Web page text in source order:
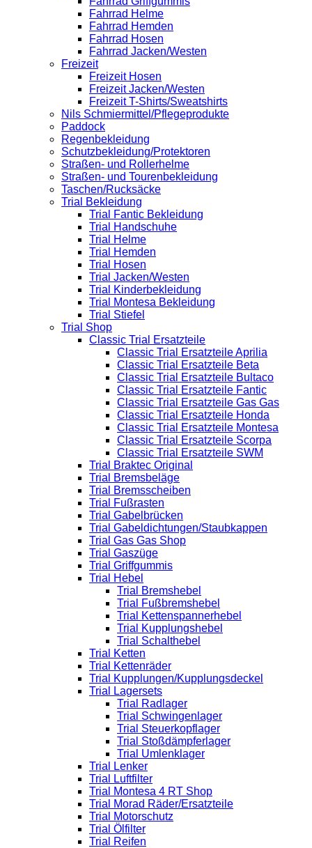
Fahrrad Helme
Fahrrad Hemden
Fahrrad Hosen
Fahrrad Jacken/Westen
Freizeit
Freizeit Hosen
Freizeit Jacken/Westen
Freizeit T-Shirts/Sweatshirts
Nils Schmiermittel/Pflegeprodukte
Paddock
Regenbekleidung
Schutzbekleidung/Protektoren
Straßen- und Rollerhelme
Straßen- und Tourenbekleidung
Taschen/Rucksäcke
Trial Bekleidung
Trial Fantic Bekleidung
Trial Handschuhe
Trial Helme
Trial Hemden
Trial Hosen
Trial Jacken/Westen
Trial Kinderbekleidung
Trial Montesa Bekleidung
Trial Stiefel
Trial Shop
Classic Trial Ersatzteile
Classic Trial Ersatzteile Aprilia
Classic Trial Ersatzteile Beta
Classic Trial Ersatzteile Bultaco
Classic Trial Ersatzteile Fantic
Classic Trial Ersatzteile Gas Gas
Classic Trial Ersatzteile Honda
Classic Trial Ersatzteile Montesa
Classic Trial Ersatzteile Scorpa
Classic Trial Ersatzteile SWM
Trial Braktec Original
Trial Bremsbeläge
Trial Bremsscheiben
Trial Fußrasten
Trial Gabelbrücken
Trial Gabeldichtungen/Staubkappen
Trial Gas Gas Shop
Trial Gaszüge
Trial Griffgummis
Trial Hebel
Trial Bremshebel
Trial Fußbremshebel
Trial Kettenspannerhebel
Trial Kupplungshebel
Trial Schalthebel
Trial Ketten
Trial Kettenräder
Trial Kupplungen/Kupplungsdeckel
Trial Lagersets
Trial Radlager
Trial Schwingenlager
Trial Steuerkopflager
Trial Stoßdämpferlager
Trial Umlenklager
Trial Lenker
Trial Luftfilter
Trial Montesa 4 RT Shop
Trial Morad Räder/Ersatzteile
Trial Motorschutz
Trial Ölfilter
Trial Reifen